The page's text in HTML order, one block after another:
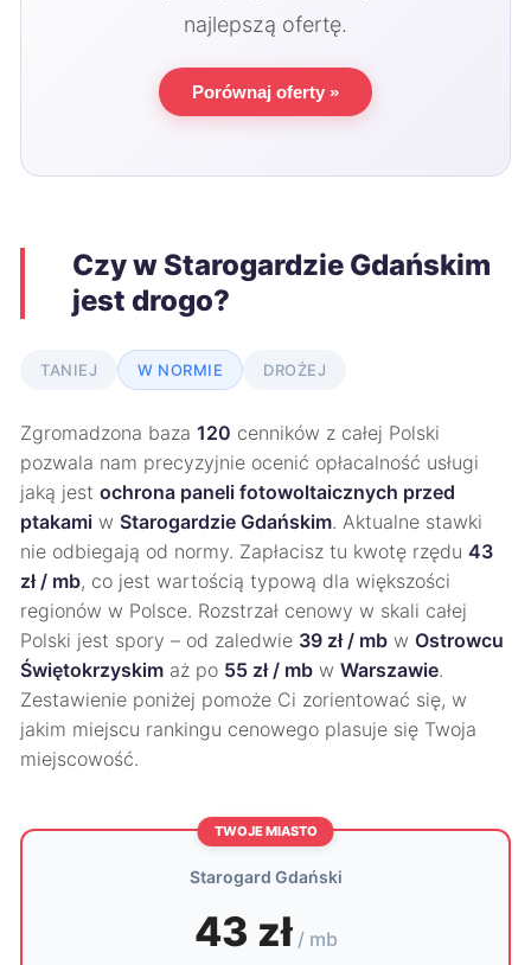
najlepszą ofertę.
Porównaj oferty »
Czy w Starogardzie Gdańskim
jest drogo?
TANIEJ W NORMIE DROŻEJ
Zgromadzona baza 120 cenników z całej Polski
pozwala nam precyzyjnie ocenić opłacalność usługi
jaką jest ochrona paneli fotowoltaicznych przed
ptakami w Starogardzie Gdańskim. Aktualne stawki
nie odbiegają od normy. Zapłacisz tu kwotę rzędu 43
zł / mb, co jest wartością typową dla większości
regionów w Polsce. Rozstrzał cenowy w skali całej
Polski jest spory – od zaledwie 39 zł / mb w Ostrowcu
Świętokrzyskim aż po 55 zł / mb w Warszawie.
Zestawienie poniżej pomoże Ci zorientować się, w
jakim miejscu rankingu cenowego plasuje się Twoja
miejscowość.
TWOJE MIASTO
Starogard Gdański
43 zł / mb